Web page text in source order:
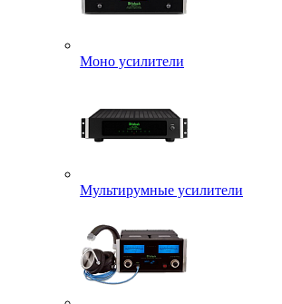
Моно усилители
Мультирумные усилители